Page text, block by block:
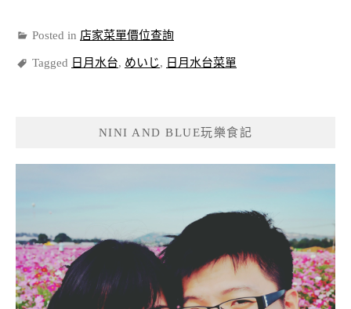
Posted in 店家菜單價位查詢
Tagged 日月水台, めいじ, 日月水台菜單
NINI AND BLUE玩樂食記